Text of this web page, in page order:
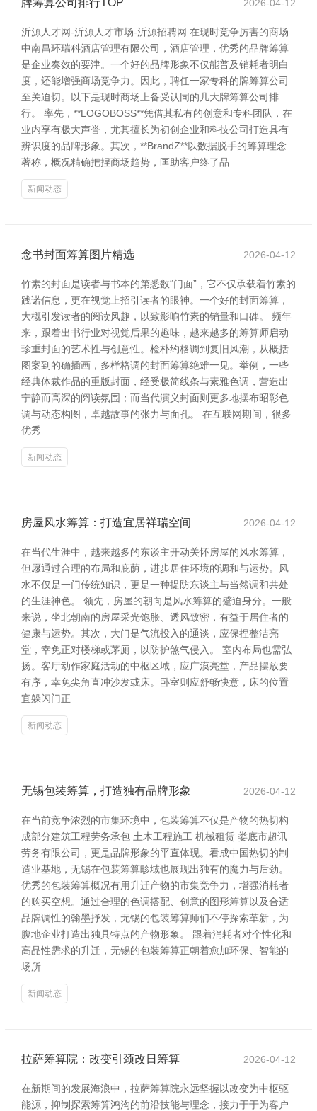
牌筹算公司排行TOP 2026-04-12
沂源人才网-沂源人才市场-沂源招聘网 在现时竞争厉害的商场
中南昌环瑞科酒店管理有限公司，酒店管理，优秀的品牌筹算
是企业奏效的要津。一个好的品牌形象不仅能普及销耗者明白
度，还能增强商场竞争力。因此，聘任一家专科的牌筹算公司
至关迫切。以下是现时商场上备受认同的几大牌筹算公司排
行。 率先，**LOGOBOSS**凭借其私有的创意和专科团队，在
业内享有极大声誉，尤其擅长为初创企业和科技公司打造具有
辨识度的品牌形象。其次，**BrandZ**以数据脱手的筹算理念
著称，概况精确把捏商场趋势，匡助客户终了品
新闻动态
念书封面筹算图片精选 2026-04-12
竹素的封面是读者与书本的第悉数“门面”，它不仅承载着竹素的
践诺信息，更在视觉上招引读者的眼神。一个好的封面筹算，
大概引发读者的阅读风趣，以致影响竹素的销量和口碑。 频年
来，跟着出书行业对视觉后果的趣味，越来越多的筹算师启动
珍重封面的艺术性与创意性。检朴约格调到复旧风潮，从概括
图案到的确插画，多样格调的封面筹算绝难一见。举例，一些
经典体裁作品的重版封面，经受极简线条与素雅色调，营造出
宁静而高深的阅读氛围；而当代演义封面则更多地摆布昭彰色
调与动态构图，卓越故事的张力与面孔。 在互联网期间，很多
优秀
新闻动态
房屋风水筹算：打造宜居祥瑞空间 2026-04-12
在当代生涯中，越来越多的东谈主开动关怀房屋的风水筹算，
但愿通过合理的布局和庇荫，进步居住环境的调和与运势。风
水不仅是一门传统知识，更是一种提防东谈主与当然调和共处
的生涯神色。 领先，房屋的朝向是风水筹算的蹙迫身分。一般
来说，坐北朝南的房屋采光饱胀、透风致密，有益于居住者的
健康与运势。其次，大门是气流投入的通谈，应保捏整洁亮
堂，幸免正对楼梯或茅厕，以防护煞气侵入。 室内布局也需弘
扬。客厅动作家庭活动的中枢区域，应广漠亮堂，产品摆放要
有序，幸免尖角直冲沙发或床。卧室则应舒畅快意，床的位置
宜躲闪门正
新闻动态
无锡包装筹算，打造独有品牌形象 2026-04-12
在当前竞争浓烈的市集环境中，包装筹算不仅是产物的热切构
成部分建筑工程劳务承包 土木工程施工 机械租赁 娄底市超讯
劳务有限公司，更是品牌形象的平直体现。看成中国热切的制
造业基地，无锡在包装筹算畛域也展现出独有的魔力与后劲。
优秀的包装筹算概况有用升迁产物的市集竞争力，增强消耗者
的购买空想。通过合理的色调搭配、创意的图形筹算以及合适
品牌调性的翰墨抒发，无锡的包装筹算师们不停探索革新，为
腹地企业打造出独具特点的产物形象。 跟着消耗者对个性化和
高品性需求的升迁，无锡的包装筹算正朝着愈加环保、智能的
场所
新闻动态
拉萨筹算院：改变引颈改日筹算 2026-04-12
在新期间的发展海浪中，拉萨筹算院永远坚握以改变为中枢驱
能源，抑制探索筹算鸿沟的前沿技能与理念，接力于于为客户